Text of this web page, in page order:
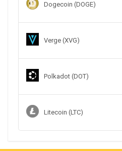
Dogecoin (DOGE)
Verge (XVG)
Polkadot (DOT)
Litecoin (LTC)